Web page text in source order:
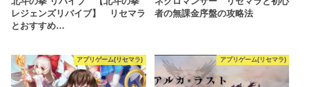
レジェンズリバイブ】 リセマラ
とおすすめ…
者の無課金序盤の攻略法
アプリゲーム(リセマラ) アプリゲーム(リセマラ)